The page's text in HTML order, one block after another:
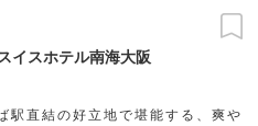
イスホテル南海大阪
駅直結の好立地で堪能する、爽や